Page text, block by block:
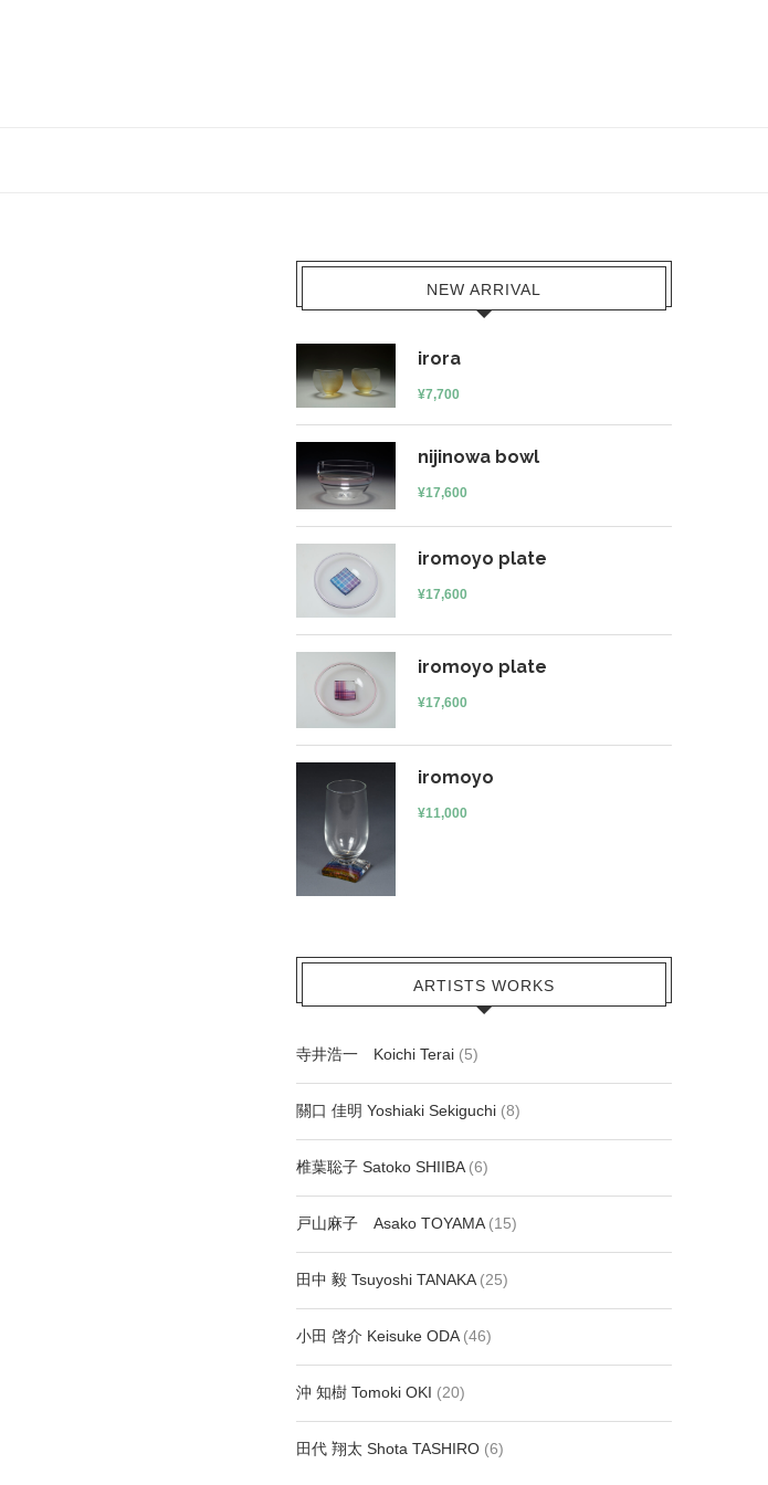
NEW ARRIVAL
irora
¥7,700
nijinowa bowl
¥17,600
iromoyo plate
¥17,600
iromoyo plate
¥17,600
iromoyo
¥11,000
ARTISTS WORKS
寺井浩一 Koichi Terai (5)
關口 佳明 Yoshiaki Sekiguchi (8)
椎葉聡子 Satoko SHIIBA (6)
戸山麻子 Asako TOYAMA (15)
田中 毅 Tsuyoshi TANAKA (25)
小田 啓介 Keisuke ODA (46)
沖 知樹 Tomoki OKI (20)
田代 翔太 Shota TASHIRO (6)